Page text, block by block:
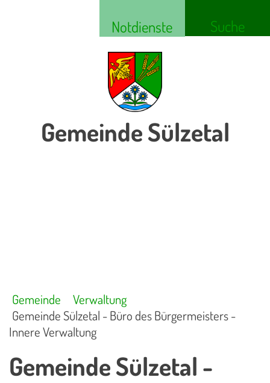
Notdienste Suche
Gemeinde Sülzetal
Gemeinde
Verwaltung
Gemeinde Sülzetal - Büro des Bürgermeisters -
Innere Verwaltung
Gemeinde Sülzetal -